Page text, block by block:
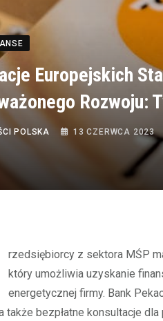
Europejskich
Rozwoju:
POLSKA 13 CZERWCA 2023
który umożliwia uzyskanie
energetycznej firmy. Bank
także bezpłatne konsultacje